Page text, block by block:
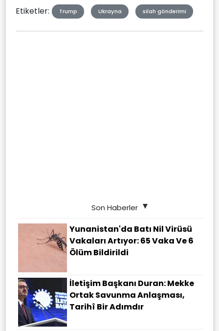
Etiketler: Trump Ukrayna silah gönderimi
Son Haberler
Yunanistan'da Batı Nil Virüsü
Vakaları Artıyor: 65 Vaka Ve 6
Ölüm Bildirildi
İletişim Başkanı Duran: Mekke
Ortak Savunma Anlaşması,
Tarihî Bir Adımdır